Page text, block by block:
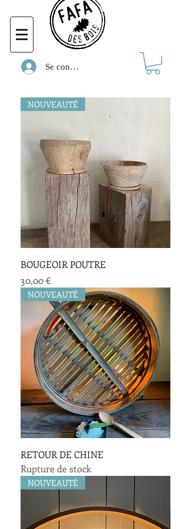
Se connecter
NOUVEAUTÉ
BOUGEOIR POUTRE
Prix
30,00 €
NOUVEAUTÉ
RETOUR DE CHINE
Rupture de stock
NOUVEAUTÉ